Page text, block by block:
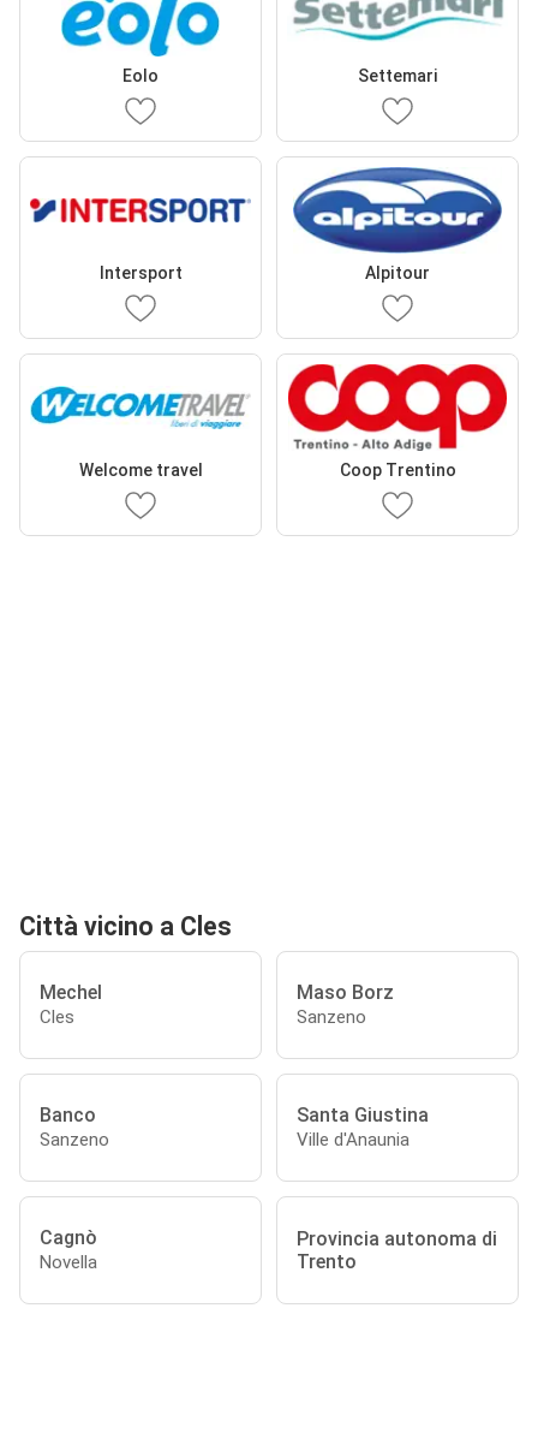
Eolo Settemari
Intersport Alpitour
Welcome travel Coop Trentino
Città vicino a Cles
Mechel
Cles
Maso Borz
Sanzeno
Banco
Sanzeno
Santa Giustina
Ville d'Anaunia
Cagnò
Novella
Provincia autonoma di
Trento